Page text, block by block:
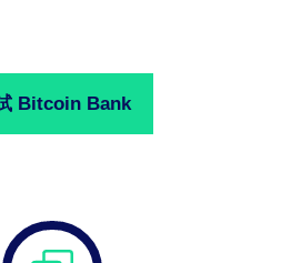
Bitcoin Bank